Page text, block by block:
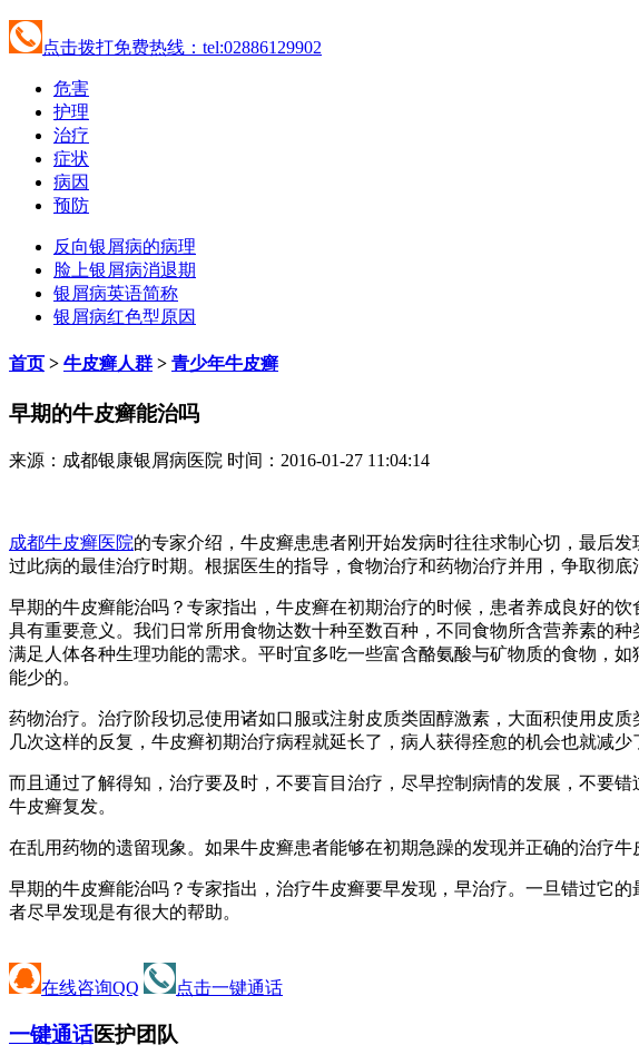
点击拨打免费热线：tel:02886129902
危害
护理
治疗
症状
病因
预防
反向银屑病的病理
脸上银屑病消退期
银屑病英语简称
银屑病红色型原因
首页 > 牛皮癣人群 > 青少年牛皮癣
早期的牛皮癣能治吗
来源：成都银康银屑病医院 时间：2016-01-27 11:04:14
成都牛皮癣医院的专家介绍，牛皮癣患患者刚开始发病时往往求制心切，最后
过此病的最佳治疗时期。根据医生的指导，食物治疗和药物治疗并用，争取彻底
早期的牛皮癣能治吗？专家指出，牛皮癣在初期治疗的时候，患者养成良好的
具有重要意义。我们日常所用食物达数十种至数百种，不同食物所含营养素的
满足人体各种生理功能的需求。平时宜多吃一些富含酪氨酸与矿物质的食物，
能少的。
药物治疗。治疗阶段切忌使用诸如口服或注射皮质类固醇激素，大面积使用皮
几次这样的反复，牛皮癣初期治疗病程就延长了，病人获得痊愈的机会也就减少
而且通过了解得知，治疗要及时，不要盲目治疗，尽早控制病情的发展，不要
牛皮癣复发。
在乱用药物的遗留现象。如果牛皮癣患者能够在初期急躁的发现并正确的治疗牛
早期的牛皮癣能治吗？专家指出，治疗牛皮癣要早发现，早治疗。一旦错过它
者尽早发现是有很大的帮助。
在线咨询QQ 点击一键通话
一键通话医护团队